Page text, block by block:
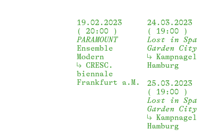
19.02.2023
20:00
PARAMOUNT
Ensemble
Modern
CRESC.
biennale
Frankfurt a.M.
24.03.2023
19:00
Lost in Spa
Garden City
Kampnagel
Hamburg
25.03.2023
19:00
Lost in Spa
Garden City
Kampnagel
Hamburg